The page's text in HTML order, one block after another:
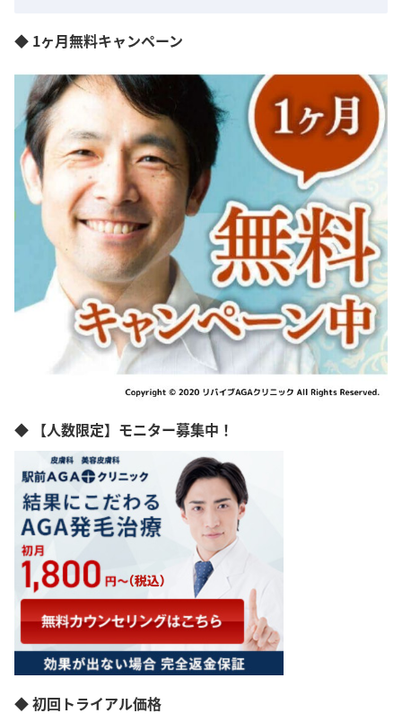
◆ 1ヶ月無料キャンペーン
◆ 【人数限定】モニター募集中！
◆ 初回トライアル価格